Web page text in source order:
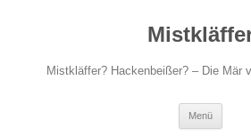
Mistkläffer? Hackenbeißer? – Die Mär
Menü